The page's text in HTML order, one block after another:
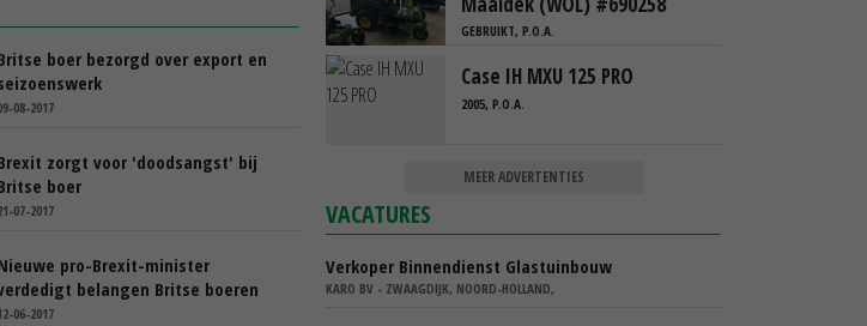
boer bezorgd over export en
08-2017
zorgt voor 'doodsangst' bij
boer
07-2017
pro-Brexit-minister
belangen Britse boeren
06-2017
GEBRUIKT, P.O.A.
Case IH MXU 125 PRO
2005, P.O.A.
MEER ADVERTENTIES
VACATURES
Verkoper Binnendienst Glastuinbouw
KARO BV - ZWAAGDIJK, NOORD-HOLLAND,